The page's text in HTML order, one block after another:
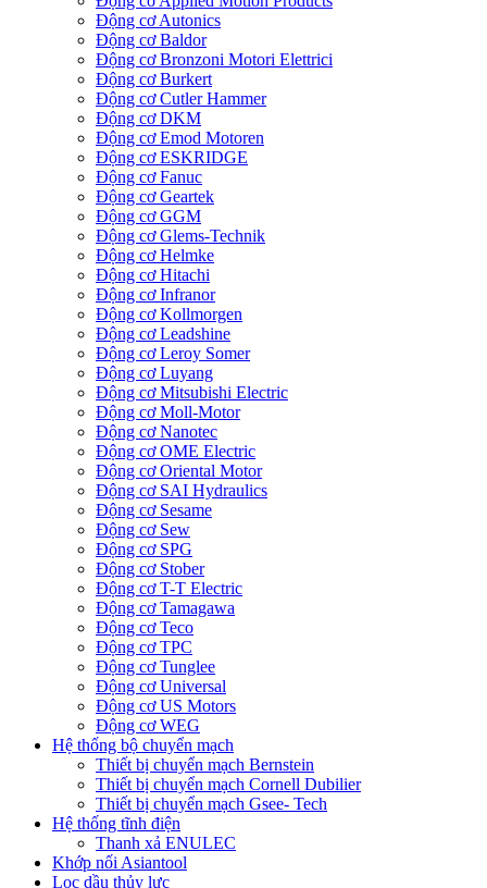
Động cơ Autonics
Động cơ Baldor
Động cơ Bronzoni Motori Elettrici
Động cơ Burkert
Động cơ Cutler Hammer
Động cơ DKM
Động cơ Emod Motoren
Động cơ ESKRIDGE
Động cơ Fanuc
Động cơ Geartek
Động cơ GGM
Động cơ Glems-Technik
Động cơ Helmke
Động cơ Hitachi
Động cơ Infranor
Động cơ Kollmorgen
Động cơ Leadshine
Động cơ Leroy Somer
Động cơ Luyang
Động cơ Mitsubishi Electric
Động cơ Moll-Motor
Động cơ Nanotec
Động cơ OME Electric
Động cơ Oriental Motor
Động cơ SAI Hydraulics
Động cơ Sesame
Động cơ Sew
Động cơ SPG
Động cơ Stober
Động cơ T-T Electric
Động cơ Tamagawa
Động cơ Teco
Động cơ TPC
Động cơ Tunglee
Động cơ Universal
Động cơ US Motors
Động cơ WEG
Hệ thống bộ chuyển mạch
Thiết bị chuyển mạch Bernstein
Thiết bị chuyển mạch Cornell Dubilier
Thiết bị chuyển mạch Gsee- Tech
Hệ thống tĩnh điện
Thanh xả ENULEC
Khớp nối Asiantool
Lọc dầu thủy lực